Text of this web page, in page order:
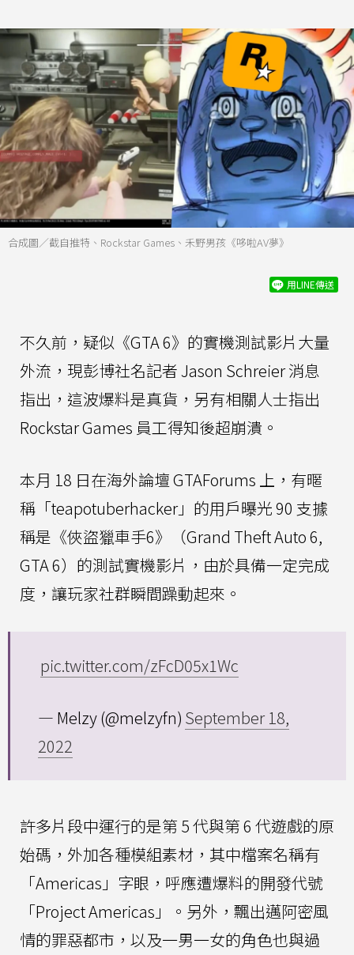
合成圖／截自推特、Rockstar Games、禾野男孩《哆啦AV夢》
用LINE傳送
不久前，疑似《GTA 6》的實機測試影片大量
外流，現彭博社名記者 Jason Schreier 消息
指出，這波爆料是真貨，另有相關人士指出
Rockstar Games 員工得知後超崩潰。
本月 18 日在海外論壇 GTAForums 上，有暱
稱「teapotuberhacker」的用戶曝光 90 支據
稱是《俠盜獵車手6》（Grand Theft Auto 6,
GTA 6）的測試實機影片，由於具備一定完成
度，讓玩家社群瞬間躁動起來。
pic.twitter.com/zFcD05x1Wc
— Melzy (@melzyfn) September 18,
2022
許多片段中運行的是第 5 代與第 6 代遊戲的原
始碼，外加各種模組素材，其中檔案名稱有
「Americas」字眼，呼應遭爆料的開發代號
「Project Americas」。另外，飄出邁阿密風
情的罪惡都市，以及一男一女的角色也與過